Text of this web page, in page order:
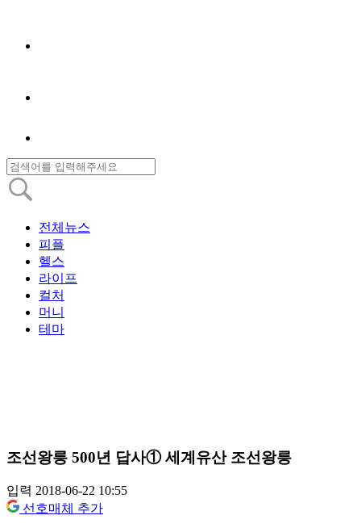
전체뉴스
피플
헬스
라이프
컬처
머니
테마
조선왕릉 500년 답사① 세계유산 조선왕릉
입력 2018-06-22 10:55
선호매체 추가